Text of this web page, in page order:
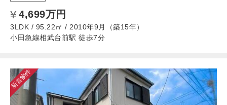
4,699万円
3LDK / 95.22㎡ / 2010年9月（築15年）
小田急線相武台前駅 徒歩7分
新着物件